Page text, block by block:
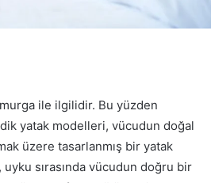
ile ilgilidir. Bu yüzden
yatak modelleri, vücudun doğal
üzere tasarlanmış bir yatak
sırasında vücudun doğru bir